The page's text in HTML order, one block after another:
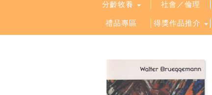
分齡牧養 社會／倫理
禮品專區 得獎作品推介